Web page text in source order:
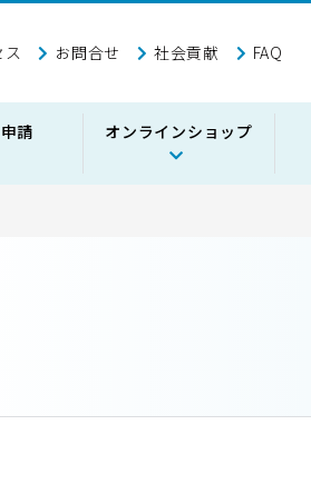
ス お問合せ 社会貢献 FAQ
請 オンラインショップ